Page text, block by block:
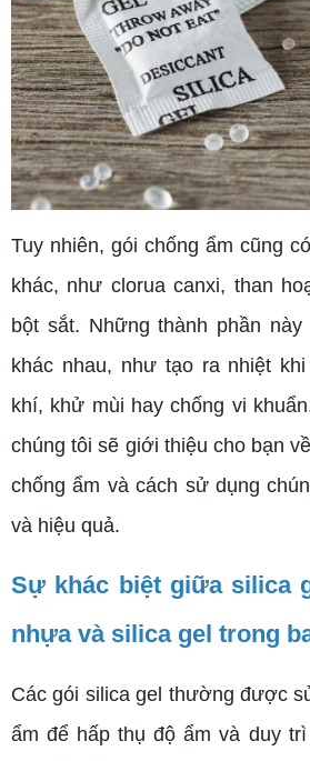
Tuy nhiên, gói chống ẩm cũng
khác, như clorua canxi, than
bột sắt. Những thành phần
khác nhau, như tạo ra nhiệt
khí, khử mùi hay chống vi
chúng tôi sẽ giới thiệu cho bạn
chống ẩm và cách sử dụng
và hiệu quả.
Sự khác biệt giữa silica
nhựa và silica gel trong
Các gói silica gel thường được
ẩm để hấp thụ độ ẩm và duy